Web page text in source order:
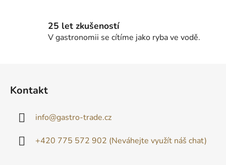
25 let zkušeností
V gastronomii se cítíme jako ryba ve vodě.
Kontakt
info@gastro-trade.cz
+420 775 572 902 (Neváhejte využít náš chat)